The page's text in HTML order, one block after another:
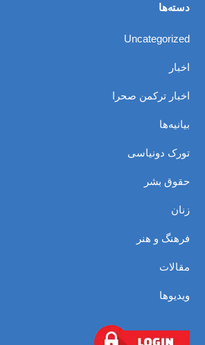
دسته‌ها
Uncategorized
اخبار
اخبار ترکمن صحرا
بیانیه‌ها
تورک دونیاسی
حقوق بشر
زنان
فرهنگ و هنر
مقالات
ویدیوها